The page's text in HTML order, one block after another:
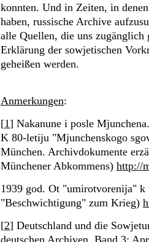
konnten. Und in Zeiten, in
haben, russische Archive
alle Quellen, die uns zugänglich
Erklärung der sowjetischen
geheißen werden.
Anmerkungen:
[1] Nakanune i posle
K 80-letiju "Mjunchenskogo
München. Archivdokumente
Münchener Abkommens) http://
1939 god. Ot "umirotvorenija" k
"Beschwichtigung" zum Krieg)
[2] Deutschland und die
deutschen Archiven. Band 3: